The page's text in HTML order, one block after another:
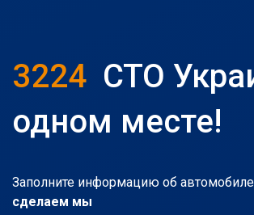
3224 СТО
одном месте!
Заполните информацию об
сделаем мы